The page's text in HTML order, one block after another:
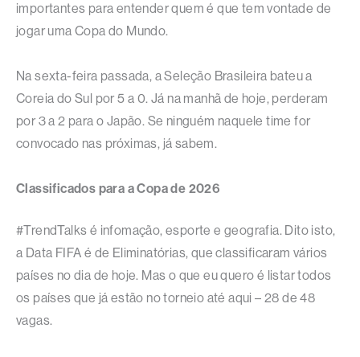
importantes para entender quem é que tem vontade de
jogar uma Copa do Mundo.
Na sexta-feira passada, a Seleção Brasileira bateu a
Coreia do Sul por 5 a 0. Já na manhã de hoje, perderam
por 3 a 2 para o Japão. Se ninguém naquele time for
convocado nas próximas, já sabem.
Classificados para a Copa de 2026
#TrendTalks é infomação, esporte e geografia. Dito isto,
a Data FIFA é de Eliminatórias, que classificaram vários
países no dia de hoje. Mas o que eu quero é listar todos
os países que já estão no torneio até aqui – 28 de 48
vagas.